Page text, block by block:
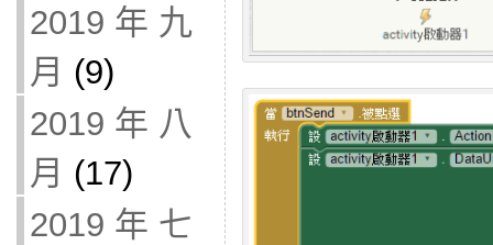
2019 年 九
月 (9)
2019 年 八
月 (17)
2019 年 七